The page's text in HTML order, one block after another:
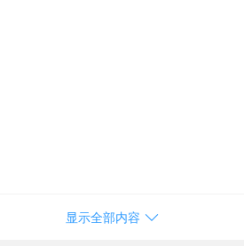
显示全部内容